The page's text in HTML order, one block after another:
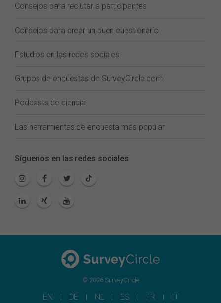
Consejos para reclutar a participantes
Consejos para crear un buen cuestionario
Estudios en las redes sociales
Grupos de encuestas de SurveyCircle.com
Podcasts de ciencia
Las herramientas de encuesta más popular
Síguenos en las redes sociales
© 2026 SurveyCircle
EN DE NL ES FR IT